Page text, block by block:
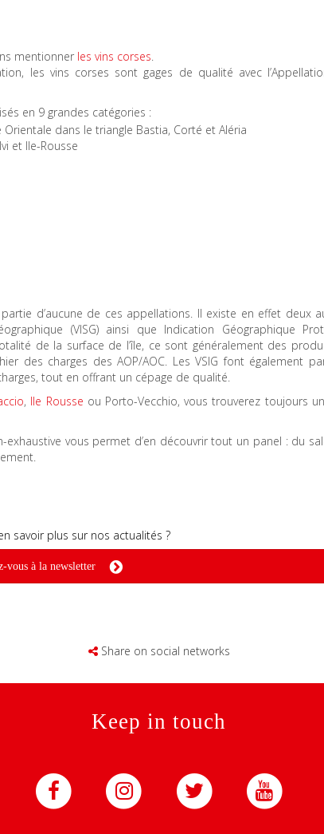
mentionner les vins corses.
les vins corses sont gages de qualité avec
en 9 grandes catégories :
dans le triangle Bastia, Corté et Aléria
et Ile-Rousse
d’aucune de ces appellations. Il existe en effet deux
(VISG) ainsi que Indication Géographique
de la surface de l’île, ce sont généralement des
des charges des AOP/AOC. Les VSIG font également
tout en offrant un cépage de qualité.
, Ile Rousse ou Porto-Vecchio, vous trouverez toujours
vous permet d’en découvrir tout un panel : du
savoir plus sur nos actualités ?
vous à la newsletter
Share on social networks
Keep in touch